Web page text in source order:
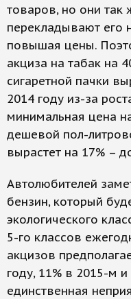
товаров, но они так
перекладывают его
повышая цены.
акциза на табак на
сигаретной пачки
2014 году из-за
минимальная цена
дешевой пол-
вырастет на 17% –
Автолюбителей
бензин, который
экологического
5-го классов
акцизов
году, 11% в 2015-м
единственная